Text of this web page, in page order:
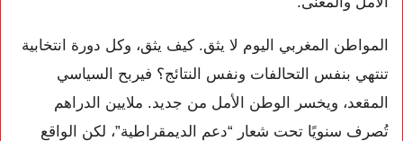
المواطن المغربي اليوم لا يثق. كيف يثق، وكل دورة انتخابية
تنتهي بنفس التحالفات ونفس النتائج؟ فيربح السياسي
المقعد، ويخسر الوطن الأمل من جديد. ملايين الدراهم
تُصرف سنويًا تحت شعار “دعم الديمقراطية”، لكن الواقع